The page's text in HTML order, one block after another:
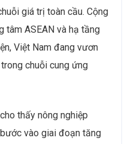
giá trị toàn cầu. Cộng
tâm ASEAN và hạ tầng
Việt Nam đang vươn
chuỗi cung ứng
thấy nông nghiệp
vào giai đoạn tăng